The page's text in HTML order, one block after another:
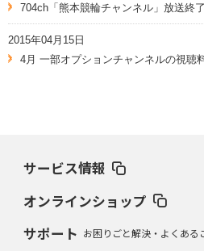
704ch「熊本競輪チャンネル」放送終
2015年04月15日
4月 一部オプションチャンネルの視聴
サービス情報
オンラインショップ
サポート お困りごと解決・よくある